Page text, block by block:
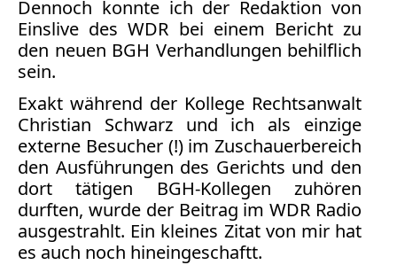
Dennoch konnte ich der Redaktion von
Einslive des WDR bei einem Bericht zu
den neuen BGH Verhandlungen behilflich
sein.
Exakt während der Kollege Rechtsanwalt
Christian Schwarz und ich als einzige
externe Besucher (!) im Zuschauerbereich
den Ausführungen des Gerichts und den
dort tätigen BGH-Kollegen zuhören
durften, wurde der Beitrag im WDR Radio
ausgestrahlt. Ein kleines Zitat von mir hat
es auch noch hineingeschaftt.
Bücher
Vita
Kontakt
Datenschutz
AGB